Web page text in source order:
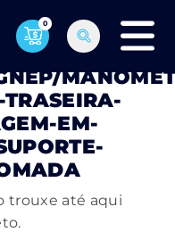
0
EM-
trouxe até aqui